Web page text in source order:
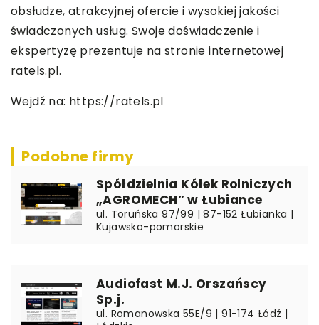
obsłudze, atrakcyjnej ofercie i wysokiej jakości
świadczonych usług. Swoje doświadczenie i
ekspertyzę prezentuje na stronie internetowej
ratels.pl.
Wejdź na: https://ratels.pl
Podobne firmy
Spółdzielnia Kółek Rolniczych
„AGROMECH” w Łubiance
ul. Toruńska 97/99 | 87-152 Łubianka |
Kujawsko-pomorskie
Audiofast M.J. Orszańscy
Sp.j.
ul. Romanowska 55E/9 | 91-174 Łódź |